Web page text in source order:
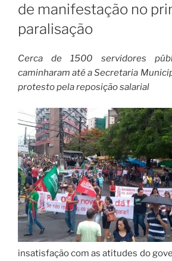
de manifestação no
paralisação
Cerca de 1500 servidores
caminharam até a Secretaria
protesto pela reposição salarial
insatisfação com as atitudes do